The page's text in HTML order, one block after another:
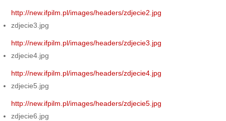
http://new.ifpilm.pl/images/headers/zdjecie2.jpg
zdjecie3.jpg
http://new.ifpilm.pl/images/headers/zdjecie3.jpg
zdjecie4.jpg
http://new.ifpilm.pl/images/headers/zdjecie4.jpg
zdjecie5.jpg
http://new.ifpilm.pl/images/headers/zdjecie5.jpg
zdjecie6.jpg